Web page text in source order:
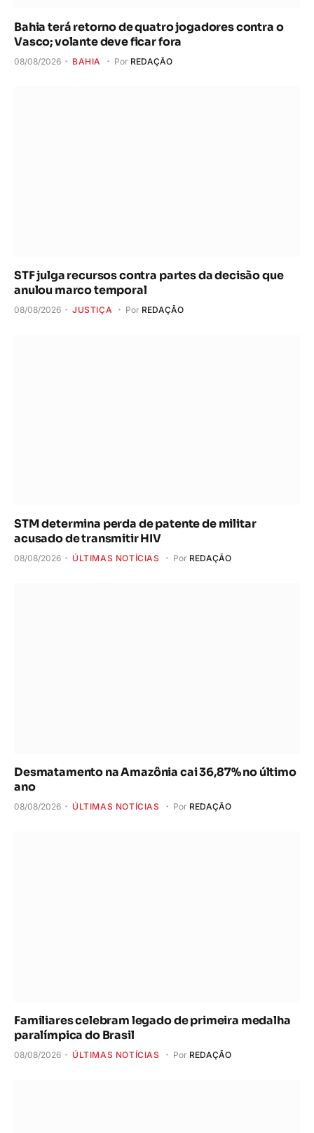
Bahia terá retorno de quatro jogadores contra o
Vasco; volante deve ficar fora
08/08/2026 BAHIA Por REDAÇÃO
STF julga recursos contra partes da decisão que
anulou marco temporal
08/08/2026 JUSTIÇA Por REDAÇÃO
STM determina perda de patente de militar
acusado de transmitir HIV
08/08/2026 ÚLTIMAS NOTÍCIAS Por REDAÇÃO
Desmatamento na Amazônia cai 36,87% no último
ano
08/08/2026 ÚLTIMAS NOTÍCIAS Por REDAÇÃO
Familiares celebram legado de primeira medalha
paralímpica do Brasil
08/08/2026 ÚLTIMAS NOTÍCIAS Por REDAÇÃO